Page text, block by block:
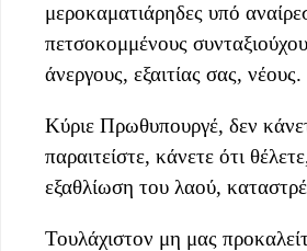
μεροκαματιάρηδες υπό
πετσοκομμένους
άνεργους, εξαιτίας σας, νέους.
Κύριε Πρωθυπουργέ, δεν
παραιτείστε, κάνετε ότι
εξαθλίωση του λαού,
Τουλάχιστον μη μας